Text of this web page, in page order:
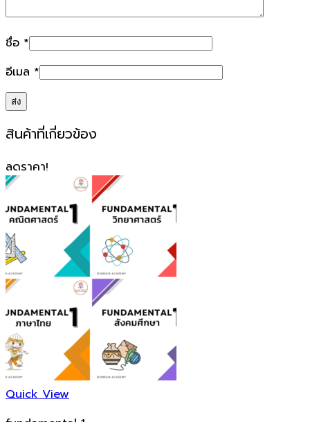
ชื่อ *
อีเมล *
สินค้าที่เกี่ยวข้อง
ลดราคา!
Quick View